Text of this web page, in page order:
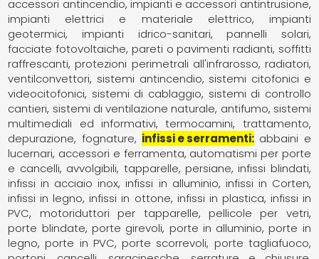
accessori antincendio impianti e accessori antintrusione
impianti elettrici e materiale elettrico
impianti
geotermici
impianti idrico-sanitari
pannelli solari,
facciate fotovoltaiche pareti o pavimenti radianti, soffitti
raffrescanti protezioni perimetrali all'infrarosso radiatori,
ventilconvettori sistemi antincendio sistemi citofonici e
videocitofonici sistemi di cablaggio sistemi di controllo
cantieri sistemi di ventilazione naturale, antifumo sistemi
multimediali ed informativi
termocamini
trattamento,
depurazione, fognature infissi e serramenti abbaini e
lucernari accessori e ferramenta automatismi per porte
e cancelli avvolgibili, tapparelle, persiane infissi blindati
infissi in acciaio inox infissi in alluminio infissi in Corten
infissi in legno infissi in ottone infissi in plastica infissi in
PVC
motoriduttori per tapparelle
pellicole per vetri
porte blindate porte girevoli porte in alluminio porte in
legno porte in PVC porte scorrevoli porte tagliafuoco